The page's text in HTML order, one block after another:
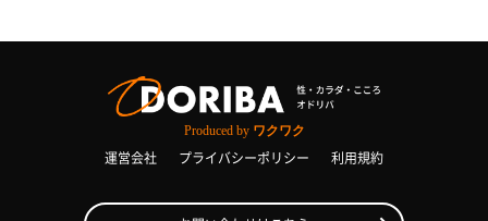
Produced by ワクワク
運営会社 プライバシーポリシー 利用規約